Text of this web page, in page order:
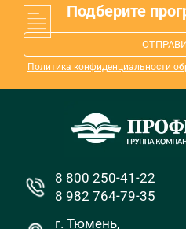
Подберите
Политика конфиденциальности
8 800 250-41-22
8 982 764-79-35
г. Тюмень,